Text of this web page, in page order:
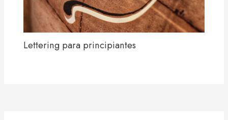
Lettering para principiantes